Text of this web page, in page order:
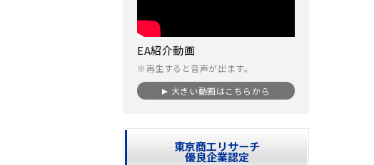
EA紹介動画
※再生すると音声が出ます。
大きい動画はこちらから
東京商工リサーチ
優良企業認定